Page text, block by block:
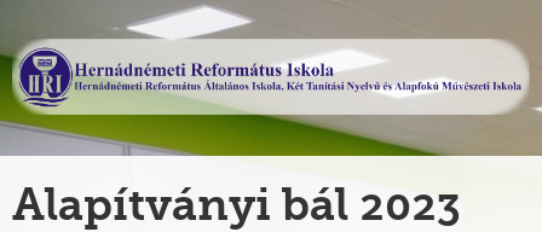
Alapítványi bál 2023